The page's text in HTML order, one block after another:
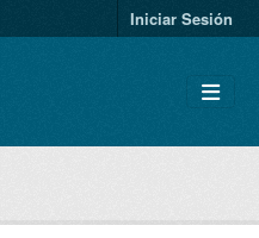
Iniciar Sesión